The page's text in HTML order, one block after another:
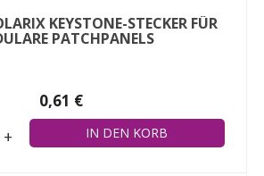
KEYSTONE-STECKER FÜR
PATCHPANELS
0,61 €
+